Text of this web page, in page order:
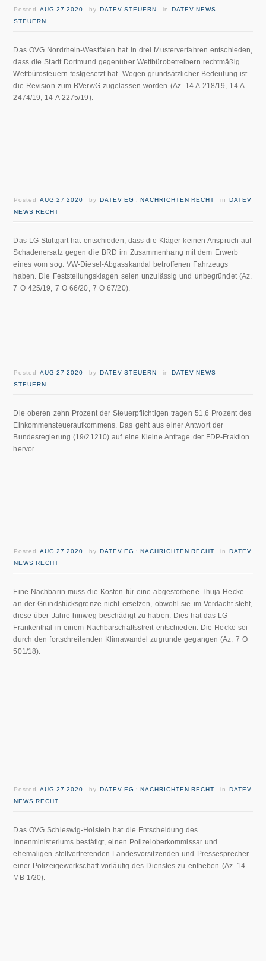
PostedAUG 27 2020 byDATEV STEUERN inDATEV NEWS
STEUERN
Das OVG Nordrhein-Westfalen hat in drei Musterverfahren entschieden,
dass die Stadt Dortmund gegenüber Wettbürobetreibern rechtmäßig
Wettbürosteuern festgesetzt hat. Wegen grundsätzlicher Bedeutung ist
die Revision zum BVerwG zugelassen worden (Az. 14 A 218/19, 14 A
2474/19, 14 A 2275/19).
PostedAUG 27 2020 byDATEV EG : NACHRICHTEN RECHT inDATEV
NEWS RECHT
Das LG Stuttgart hat entschieden, dass die Kläger keinen Anspruch auf
Schadenersatz gegen die BRD im Zusammenhang mit dem Erwerb
eines vom sog. VW-Diesel-Abgasskandal betroffenen Fahrzeugs
haben. Die Feststellungsklagen seien unzulässig und unbegründet (Az.
7 O 425/19, 7 O 66/20, 7 O 67/20).
PostedAUG 27 2020 byDATEV STEUERN inDATEV NEWS
STEUERN
Die oberen zehn Prozent der Steuerpflichtigen tragen 51,6 Prozent des
Einkommensteueraufkommens. Das geht aus einer Antwort der
Bundesregierung (19/21210) auf eine Kleine Anfrage der FDP-Fraktion
hervor.
PostedAUG 27 2020 byDATEV EG : NACHRICHTEN RECHT inDATEV
NEWS RECHT
Eine Nachbarin muss die Kosten für eine abgestorbene Thuja-Hecke
an der Grundstücksgrenze nicht ersetzen, obwohl sie im Verdacht steht,
diese über Jahre hinweg beschädigt zu haben. Dies hat das LG
Frankenthal in einem Nachbarschaftsstreit entschieden. Die Hecke sei
durch den fortschreitenden Klimawandel zugrunde gegangen (Az. 7 O
501/18).
PostedAUG 27 2020 byDATEV EG : NACHRICHTEN RECHT inDATEV
NEWS RECHT
Das OVG Schleswig-Holstein hat die Entscheidung des
Innenministeriums bestätigt, einen Polizeioberkommissar und
ehemaligen stellvertretenden Landesvorsitzenden und Pressesprecher
einer Polizeigewerkschaft vorläufig des Dienstes zu entheben (Az. 14
MB 1/20).